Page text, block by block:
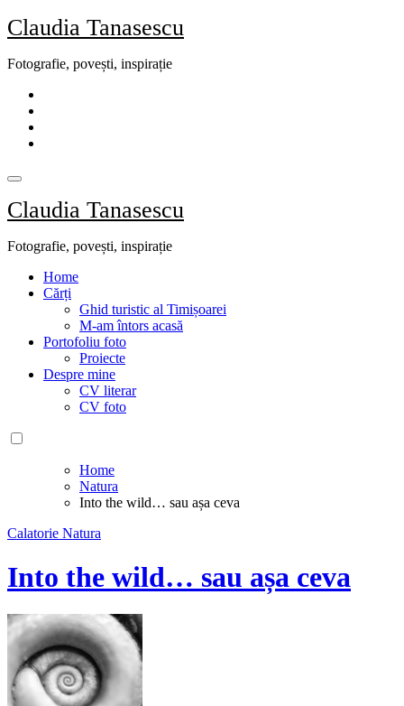
Skip
to
Claudia Tanasescu
Fotografie, povești, inspirație
Claudia Tanasescu
Fotografie, povești, inspirație
Home
Cărți
Ghid turistic al Timișoarei
M-am întors acasă
Portofoliu foto
Proiecte
Despre mine
CV literar
CV foto
Home
Natura
Into the wild… sau așa ceva
Calatorie Natura
Into the wild… sau așa ceva